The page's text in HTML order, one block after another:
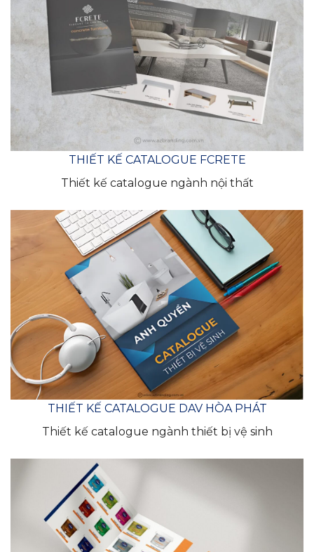
THIẾT KẾ CATALOGUE FCRETE
Thiết kế catalogue ngành nội thất
THIẾT KẾ CATALOGUE DAV HÒA PHÁT
Thiết kế catalogue ngành thiết bị vệ sinh